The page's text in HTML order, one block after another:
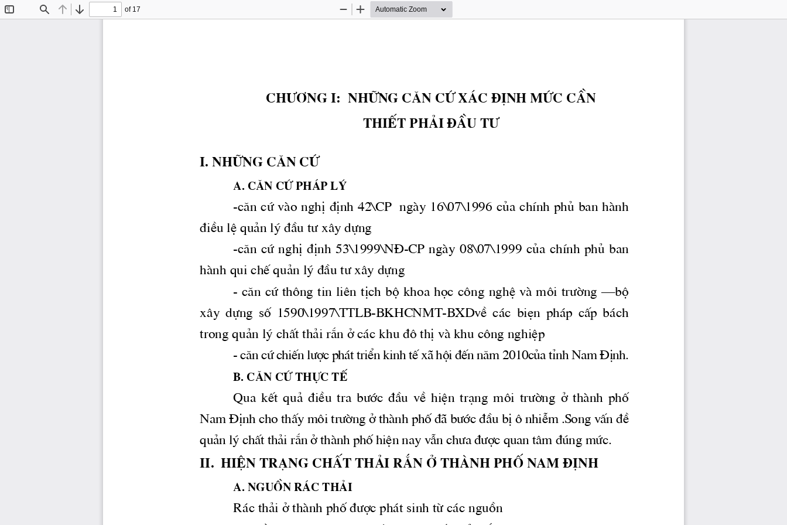
Find Previous
Next
of 17
Zoom
Zoom
Ch­¬ng I:  Nh÷ng c ̈n cø x ̧c ®Þnh møc cÇn
thiÕt ph¶i ®Çu t­
I. nh÷ng c ̈n cø
A. c ̈n cø ph ̧p lý
-c ̈n cø vμo nghÞ ®Þnh 42\CP  ngμy 16\07\1996 cña chÝnh phñ ban hμnh
®iÒu lÖ qu¶n lý ®Çu t­ x©y dùng
-c ̈n cø nghÞ ®Þnh 53\1999\N§-CP ngμy 08\07\1999 cña chÝnh phñ ban
hμnh qui chÕ qu¶n lý ®Çu t­ x©y dùng
- c ̈n cø th«ng tin liªn tÞch bé khoa häc c«ng nghÖ vμ m«i tr­êng –bé
x©y  dùng  sè  1590\1997\TTLB-BKHCNMT-BXDvÒ  c ̧c  biÑn  ph ̧p  cÊp  b ̧ch
trong qu¶n lý chÊt th¶i r¾n ë c ̧c khu ®« thÞ vμ khu c«ng nghiÖp
- c ̈n cø chiÕn l îc ph ̧t triÓn kinh tÕ x· héi ®Õn n ̈m 2010cña tØnh Nam §Þnh.
B. c ̈n cø thùc tÕ
Qua  kÕt  qu¶  ®iÒu  tra b­íc
  ®Çu  vÒ  hiÖn  tr¹ng  m«i
tr­êng
  ë  thμnh  phè
Nam §Þnh cho thÊy m«i tr êng ë thμnh phè ®· b íc ®Çu bÞ « nhiÔm .Song vÊn ®Ò
qu¶n lý chÊt th¶i r¾n ë thμnh phè hiÖn nay vÉn ch a ® îc quan t©m ®óng møc.
II.  hiÖn tr¹ng chÊt th¶i r¾n ë thμnh phè nam ®Þnh
a. nguån r ̧c th¶i
R ̧c th¶i ë thμnh phè ®­îc ph ̧t sinh tõ c ̧c nguån